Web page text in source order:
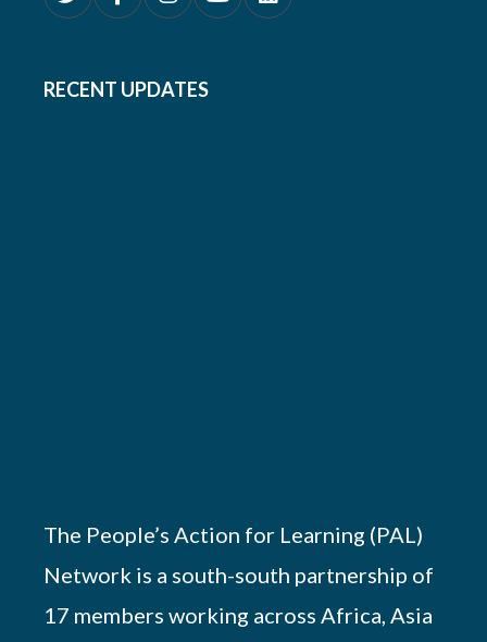
RECENT UPDATES
The People’s Action for Learning (PAL)
Network is a south-south partnership of
17 members working across Africa, Asia